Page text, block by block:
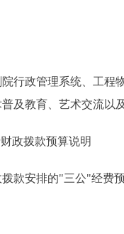
政管理系统、工程物
及教育、艺术交流以
拨款预算说明
款安排的"三公"经费